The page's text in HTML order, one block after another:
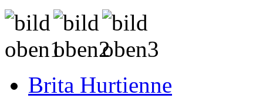
Brita Hurtienne